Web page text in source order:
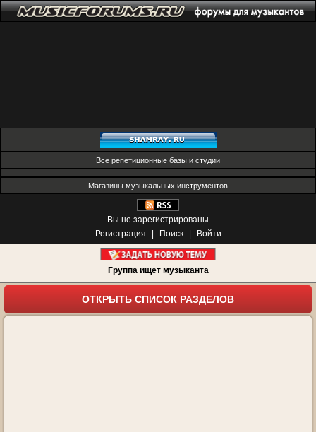
Все репетиционные базы и студии
Магазины музыкальных инструментов
Вы не зарегистрированы
Регистрация
Поиск Войти
Группа ищет музыканта
ОТКРЫТЬ СПИСОК РАЗДЕЛОВ